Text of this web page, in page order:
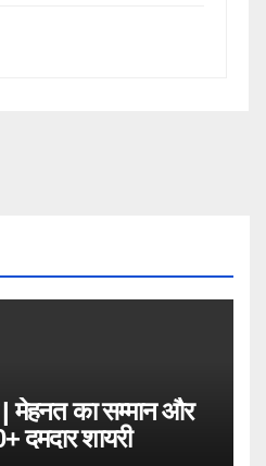
| मेहनत का सम्मान और
दमदार शायरी